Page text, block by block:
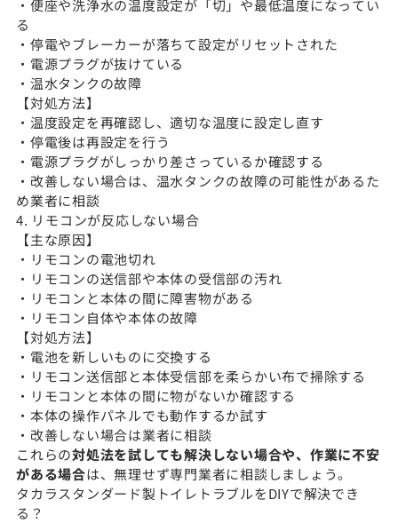
・便座や洗浄水の温度設定が「切」や最低温度になってい
る
・停電やブレーカーが落ちて設定がリセットされた
・電源プラグが抜けている
・温水タンクの故障
【対処方法】
・温度設定を再確認し、適切な温度に設定し直す
・停電後は再設定を行う
・電源プラグがしっかり差さっているか確認する
・改善しない場合は、温水タンクの故障の可能性があるた
め業者に相談
4. リモコンが反応しない場合
【主な原因】
・リモコンの電池切れ
・リモコンの送信部や本体の受信部の汚れ
・リモコンと本体の間に障害物がある
・リモコン自体や本体の故障
【対処方法】
・電池を新しいものに交換する
・リモコン送信部と本体受信部を柔らかい布で掃除する
・リモコンと本体の間に物がないか確認する
・本体の操作パネルでも動作するか試す
・改善しない場合は業者に相談
これらの対処法を試しても解決しない場合や、作業に不安
がある場合は、無理せず専門業者に相談しましょう。
タカラスタンダード製トイレトラブルをDIYで解決でき
る？